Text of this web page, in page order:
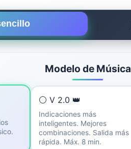
Modelo de Música
⚪ V 2.0 👑
Indicaciones más
inteligentes. Mejores
combinaciones. Salida más
rápida. Máx. 8 min.